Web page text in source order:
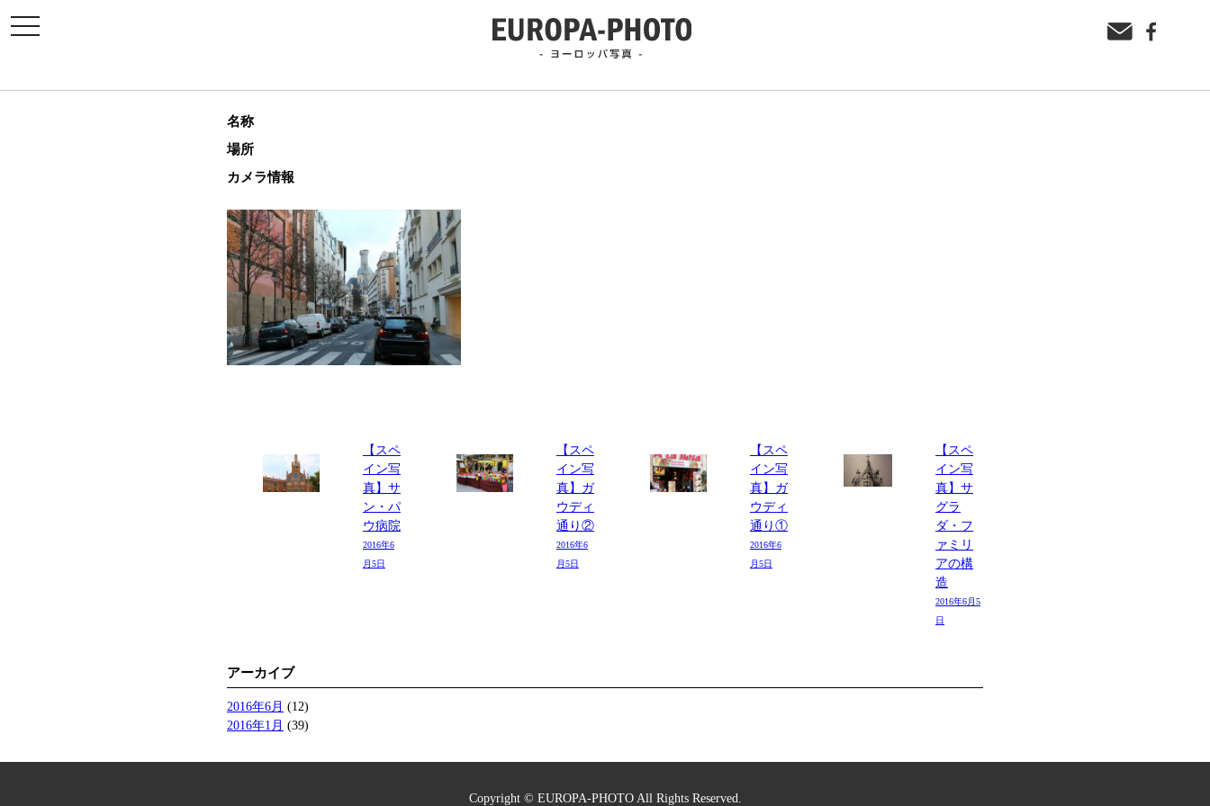
toggle
navigation
名称
場所
カメラ情報
【スペ
イン写
真】サ
ン・パ
ウ病院
2016年6
月5日
【スペ
イン写
真】ガ
ウディ
通り②
2016年6
月5日
【スペ
イン写
真】ガ
ウディ
通り①
2016年6
月5日
【スペ
イン写
真】サ
グラ
ダ・フ
ァミリ
アの構
造
2016年6月5
日
アーカイブ
2016年6月 (12)
2016年1月 (39)
Copyright © EUROPA-PHOTO All Rights Reserved.